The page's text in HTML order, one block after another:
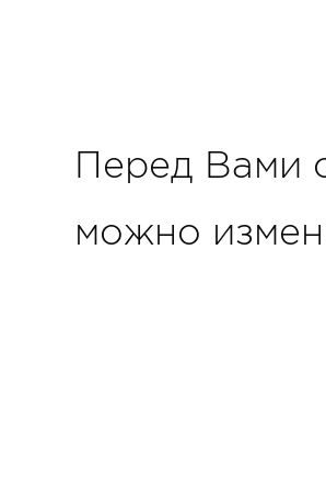
Перед Вами
можно